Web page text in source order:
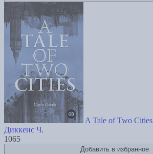
A Tale of Two Cities
Диккенс Ч.
1065
Добавить в избранное